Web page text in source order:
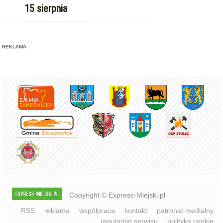
15 sierpnia
REKLAMA
Copyright © Express-Miejski.pl
RSS
reklama współpraca kontakt
patronat medialny
regulamin serwisu
polityka cookie